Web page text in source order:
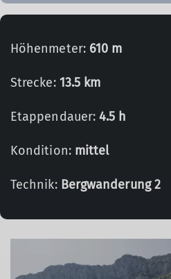
Höhenmeter: 610 m
Strecke: 13.5 km
Etappendauer:4.5 h
Kondition: mittel
Technik: Bergwanderung 2